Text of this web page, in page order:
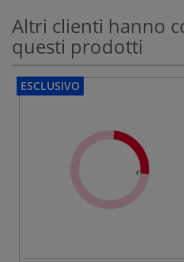
Altri clienti hanno
questi prodotti
ESCLUSIVO